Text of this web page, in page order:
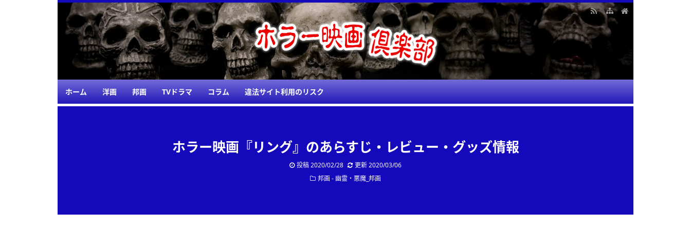
ホーム 洋画 邦画 TVドラマ コラム 違法サイト利用のリスク
ホラー映画『リング』のあらすじ・レビュー・グッズ情報
投稿2020/02/28 更新2020/03/06
邦画 - 幽霊・悪魔_邦画